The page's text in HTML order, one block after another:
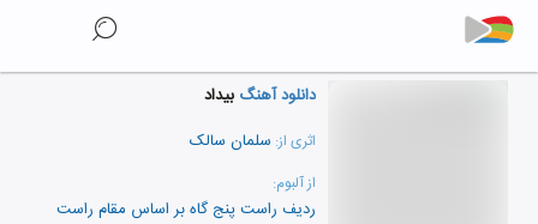
دانلود آهنگ بیداد
اثری از: سلمان سالک
از آلبوم:
ردیف راست پنج گاه بر اساس مقام راست